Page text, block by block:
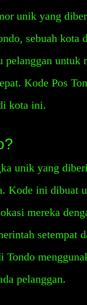
unik yang
sebuah kota
untuk
Kode Pos
kota ini.
unik yang
Kode ini dibuat
mereka
setempat
Tondo
pelanggan.